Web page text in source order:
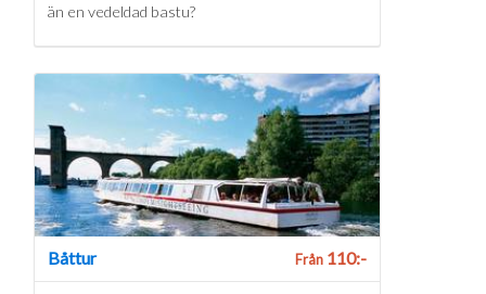
än en vedeldad bastu?
Båttur Från110:-